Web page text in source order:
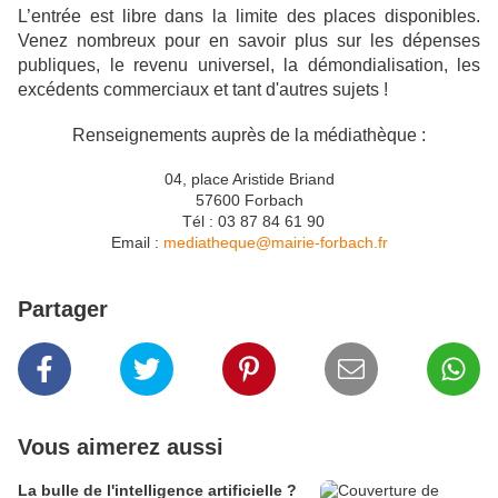
L’entrée est libre dans la limite des places disponibles.
Venez nombreux pour en savoir plus sur les dépenses
publiques, le revenu universel, la démondialisation, les
excédents commerciaux et tant d'autres sujets !
Renseignements auprès de la médiathèque :
04, place Aristide Briand
57600 Forbach
Tél : 03 87 84 61 90
Email : mediatheque@mairie-forbach.fr
Partager
Vous aimerez aussi
La bulle de l'intelligence artificielle ?